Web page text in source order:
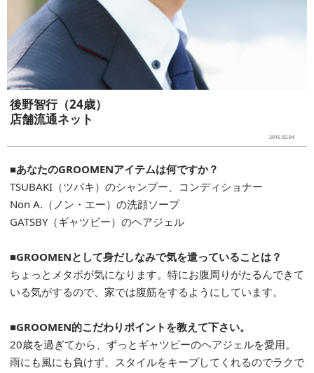
後野智行（24歳）
店舗流通ネット
2016.02.04
■あなたのGROOMENアイテムは何ですか？
TSUBAKI（ツバキ）のシャンプー、コンディショナー
Non A.（ノン・エー）の洗顔ソープ
GATSBY（ギャツビー）のヘアジェル
■GROOMENとして身だしなみで気を遣っていることは？
ちょっとメタボが気になります。特にお腹周りがたるんできて
いる気がするので、家では腹筋をするようにしています。
■GROOMEN的こだわりポイントを教えて下さい。
20歳を過ぎてから、ずっとギャツビーのヘアジェルを愛用。
雨にも風にも負けず、スタイルをキープしてくれるのでラクで